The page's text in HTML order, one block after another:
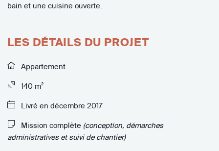
bain et une cuisine ouverte.
LES DÉTAILS DU PROJET
Appartement
140 m²
Livré en décembre 2017
Mission complète (conception, démarches
administratives et suivi de chantier)